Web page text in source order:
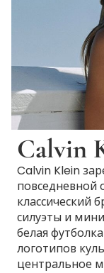
Calvin
Calvin Klein
повседневной
классический
силуэты и
белая
логотипов
центральное